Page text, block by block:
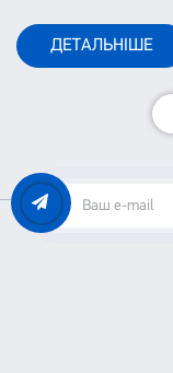
ДЕТАЛЬНІШЕ